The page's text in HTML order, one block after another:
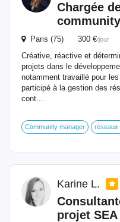
Chargée
Paris (75) 300 €/jour
Créative, réactive et
projets dans le
notamment travaillé pour
participé à la gestion des
cont...
Community manager réseaux
Karine L.
projet SEA